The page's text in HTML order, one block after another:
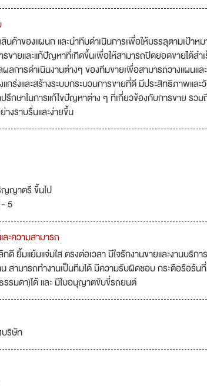
ค้าของแผนก และนำทีมดำเนินการเพื่อให้บรรลุตามเป้าหม
ายและแก้ปัญหาที่เกิดขึ้นเพื่อให้สามารถปิดยอดขายได้สำ
ผลการดำเนินงานต่างๆ ของทีมขายเพื่อสามารถวางแผนแ
กร่งและสร้างระบบกระบวนการขายที่ดี มีประสิทธิภาพและ
ปรึกษาในการแก้ไขปัญหาต่าง ๆ ที่เกี่ยวข้องกับการขาย
างราบรื่นและง่ายขึ้น
ญาตรี ขึ้นไป
5
ะความสามารถ
ยิ้มแย้มแจ่มใส ตรงต่อเวลา มีใจรักงานขายและงานบริการ
สามารถทำงานเป็นทีมได้ มีความรับผิดชอบ กระตือรือร้นที่
รมดา)ได้ และ มีใบอนุญาตขับขี่รถยนต์
ริษัท